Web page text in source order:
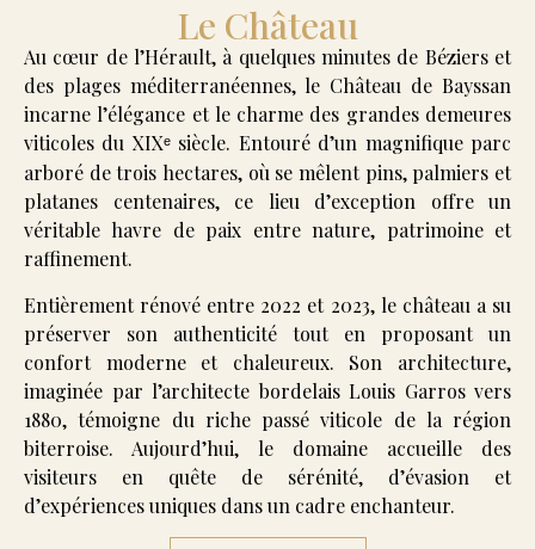
Le Château
Au cœur de l’Hérault, à quelques minutes de Béziers et
des plages méditerranéennes, le Château de Bayssan
incarne l’élégance et le charme des grandes demeures
viticoles du XIXᵉsiècle. Entouré d’un magnifique parc
arboré de trois hectares, où se mêlent pins, palmiers et
platanes centenaires, ce lieu d’exception offre un
véritable havre de paix entre nature, patrimoine et
raffinement.
Entièrement rénové entre 2022 et 2023, le château a su
préserver son authenticité tout en proposant un
confort moderne et chaleureux. Son architecture,
imaginée par l’architecte bordelais Louis Garros vers
1880, témoigne du riche passé viticole de la région
biterroise. Aujourd’hui, le domaine accueille des
visiteurs en quête de sérénité, d’évasion et
d’expériences uniques dans un cadre enchanteur.